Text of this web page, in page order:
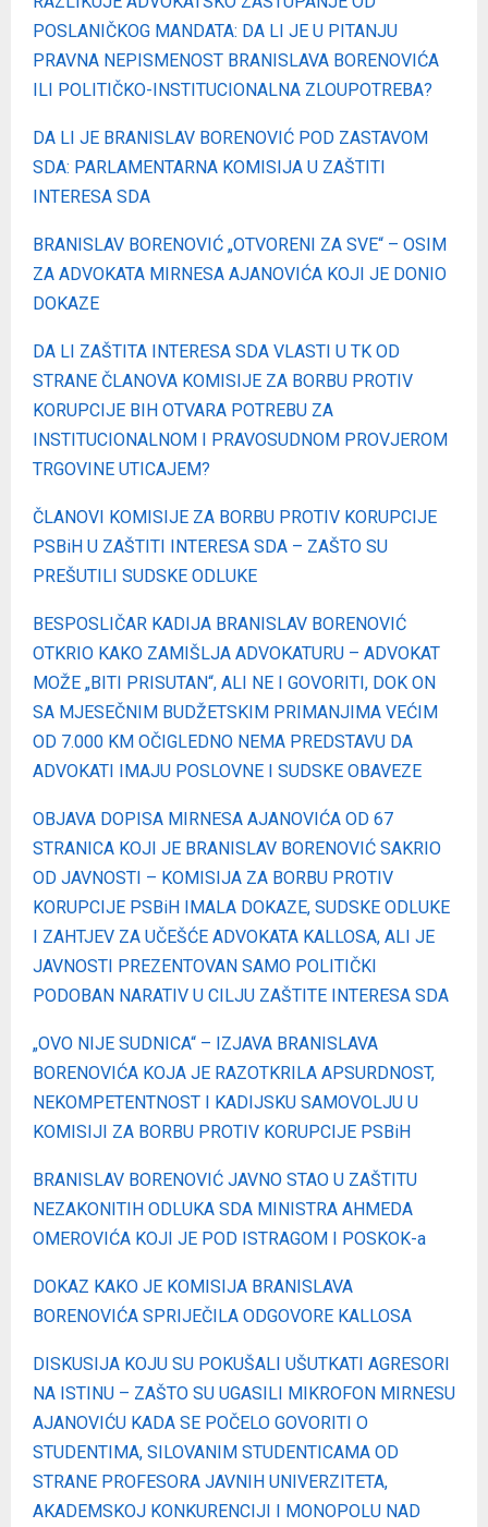
POSLANIČKOG MANDATA: DA LI JE U PITANJU
PRAVNA NEPISMENOST BRANISLAVA BORENOVIĆA
ILI POLITIČKO-INSTITUCIONALNA ZLOUPOTREBA?
DA LI JE BRANISLAV BORENOVIĆ POD ZASTAVOM
SDA: PARLAMENTARNA KOMISIJA U ZAŠTITI
INTERESA SDA
BRANISLAV BORENOVIĆ „OTVORENI ZA SVE“ – OSIM
ZA ADVOKATA MIRNESA AJANOVIĆA KOJI JE DONIO
DOKAZE
DA LI ZAŠTITA INTERESA SDA VLASTI U TK OD
STRANE ČLANOVA KOMISIJE ZA BORBU PROTIV
KORUPCIJE BIH OTVARA POTREBU ZA
INSTITUCIONALNOM I PRAVOSUDNOM PROVJEROM
TRGOVINE UTICAJEM?
ČLANOVI KOMISIJE ZA BORBU PROTIV KORUPCIJE
PSBiH U ZAŠTITI INTERESA SDA – ZAŠTO SU
PREŠUTILI SUDSKE ODLUKE
BESPOSLIČAR KADIJA BRANISLAV BORENOVIĆ
OTKRIO KAKO ZAMIŠLJA ADVOKATURU – ADVOKAT
MOŽE „BITI PRISUTAN“, ALI NE I GOVORITI, DOK ON
SA MJESEČNIM BUDŽETSKIM PRIMANJIMA VEĆIM
OD 7.000 KM OČIGLEDNO NEMA PREDSTAVU DA
ADVOKATI IMAJU POSLOVNE I SUDSKE OBAVEZE
OBJAVA DOPISA MIRNESA AJANOVIĆA OD 67
STRANICA KOJI JE BRANISLAV BORENOVIĆ SAKRIO
OD JAVNOSTI – KOMISIJA ZA BORBU PROTIV
KORUPCIJE PSBiH IMALA DOKAZE, SUDSKE ODLUKE
I ZAHTJEV ZA UČEŠĆE ADVOKATA KALLOSA, ALI JE
JAVNOSTI PREZENTOVAN SAMO POLITIČKI
PODOBAN NARATIV U CILJU ZAŠTITE INTERESA SDA
„OVO NIJE SUDNICA“ – IZJAVA BRANISLAVA
BORENOVIĆA KOJA JE RAZOTKRILA APSURDNOST,
NEKOMPETENTNOST I KADIJSKU SAMOVOLJU U
KOMISIJI ZA BORBU PROTIV KORUPCIJE PSBiH
BRANISLAV BORENOVIĆ JAVNO STAO U ZAŠTITU
NEZAKONITIH ODLUKA SDA MINISTRA AHMEDA
OMEROVIĆA KOJI JE POD ISTRAGOM I POSKOK-a
DOKAZ KAKO JE KOMISIJA BRANISLAVA
BORENOVIĆA SPRIJEČILA ODGOVORE KALLOSA
DISKUSIJA KOJU SU POKUŠALI UŠUTKATI AGRESORI
NA ISTINU – ZAŠTO SU UGASILI MIKROFON MIRNESU
AJANOVIĆU KADA SE POČELO GOVORITI O
STUDENTIMA, SILOVANIM STUDENTICAMA OD
STRANE PROFESORA JAVNIH UNIVERZITETA,
AKADEMSKOJ KONKURENCIJI I MONOPOLU NAD